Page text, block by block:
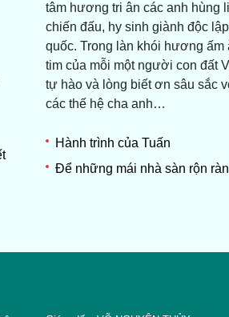
tâm hương tri ân các anh hùng
chiến đấu, hy sinh giành độc
quốc. Trong làn khói hương ấm
tim của mỗi một người con đất
tự hào và lòng biết ơn sâu sắc
các thế hệ cha anh…
Hành trình của Tuấn
Để những mái nhà sàn rộn